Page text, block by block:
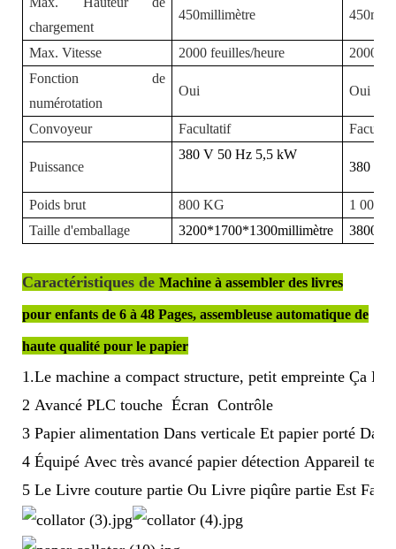
chargement
450millimètre
Max. Vitesse 2000 feuilles/heure
2000
Fonction de
numérotation
Oui Oui
Convoyeur Facultatif
Puissance
380 V 50 Hz 5,5 kW
380 V
Poids brut 800KG 1 000
Taille d'emballage
3200*1700*1300millimètre
Caractéristiques de Machine à assembler des livres
pour enfants de 6 à 48 Pages, assembleuse automatique de
haute qualité pour le papier
1.Le machine a compact structure, petit empreinte Ça
2 Avancé PLC touche Écran Contrôle
3 Papier alimentation Dans verticale Et papier porté
4 Équipé Avec très avancé papier détection Appareil tel
5 Le Livre couture partie Ou Livre piqûre partie Est